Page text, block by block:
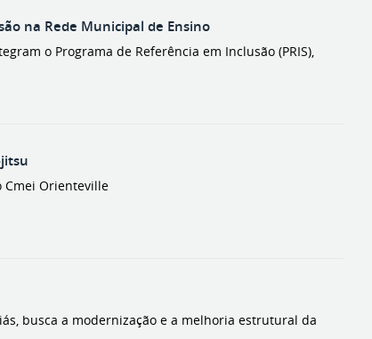
na Rede Municipal de Ensino
o Programa de Referência em Inclusão (PRIS),
Cmei Orienteville
busca a modernização e a melhoria estrutural da